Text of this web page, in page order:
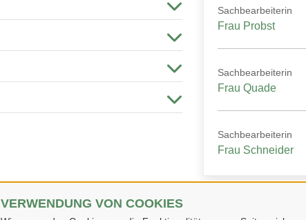
VERWENDUNG VON COOKIES
Sachbearbeiterin
Frau Probst
Sachbearbeiterin
Frau Quade
Sachbearbeiterin
Frau Schneider